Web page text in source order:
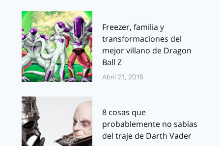
Freezer, familia y
transformaciones del
mejor villano de Dragon
Ball Z
Abril 21, 2015
8 cosas que
probablemente no sabías
del traje de Darth Vader